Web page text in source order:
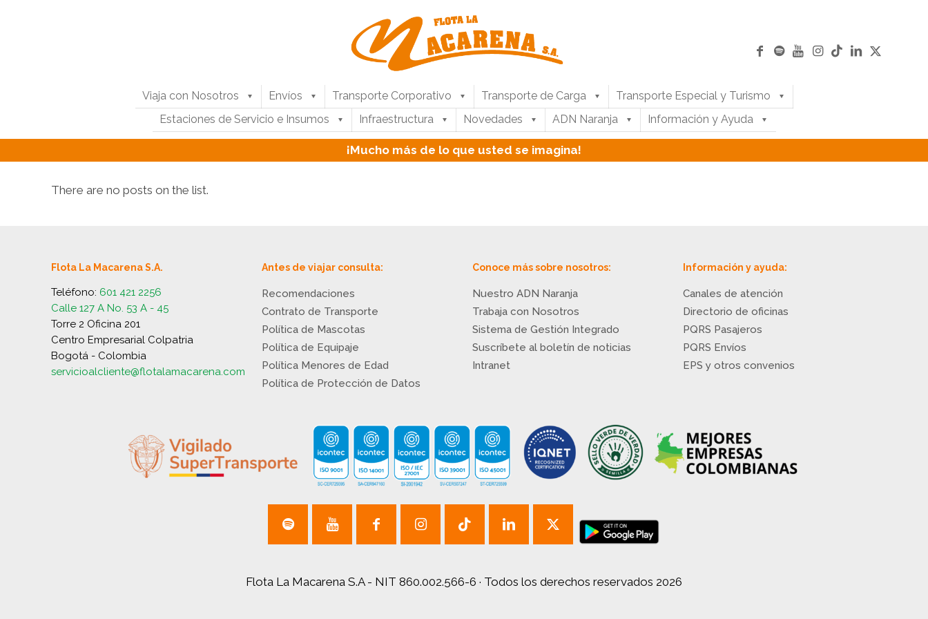
Viaja con Nosotros Envíos Transporte Corporativo Transporte de Carga
Transporte Especial y Turismo
Estaciones de Servicio e Insumos
Infraestructura Novedades ADN Naranja Información y Ayuda
¡Mucho más de lo que usted se imagina!
There are no posts on the list.
Flota La Macarena S.A.
Teléfono: 601 421 2256
Calle 127 A No. 53 A - 45
Torre 2 Oficina 201
Centro Empresarial Colpatria
Bogotá - Colombia
servicioalcliente@flotalamacarena.com
Antes de viajar consulta:
Recomendaciones
Contrato de Transporte
Política de Mascotas
Política de Equipaje
Política Menores de Edad
Política de Protección de Datos
Conoce más sobre nosotros:
Nuestro ADN Naranja
Trabaja con Nosotros
Sistema de Gestión Integrado
Suscríbete al boletín de noticias
Intranet
Información y ayuda:
Canales de atención
Directorio de oficinas
PQRS Pasajeros
PQRS Envíos
EPS y otros convenios
Flota La Macarena S.A - NIT 860.002.566-6 · Todos los derechos reservados 2026